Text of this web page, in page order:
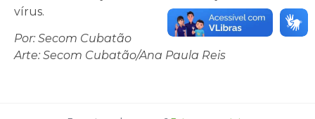
vírus.
Por: Secom Cubatão
Arte: Secom Cubatão/Ana Paula Reis